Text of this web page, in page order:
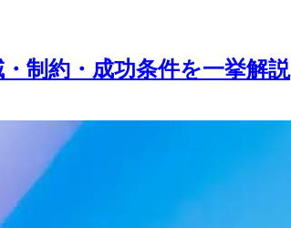
制約・成功条件を一挙解説